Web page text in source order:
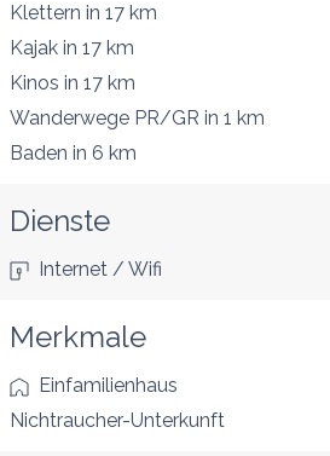
Klettern in 17 km
Kajak in 17 km
Kinos in 17 km
Wanderwege PR/GR in 1 km
Baden in 6 km
Dienste
Internet / Wifi
Merkmale
Einfamilienhaus
Nichtraucher-Unterkunft